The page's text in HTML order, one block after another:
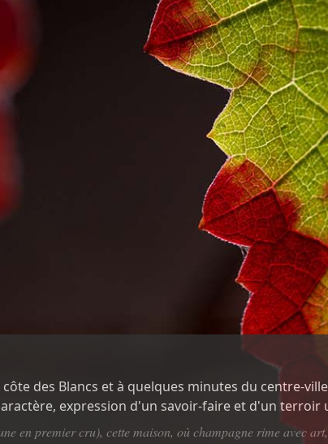
des Blancs et à quelques minutes du centre-
expression d'un savoir-faire et d'un terroir
en premier cru), cette maison, où champagne rime avec